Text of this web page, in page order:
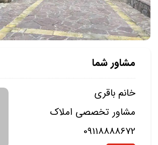
مشاور شما
خانم باقری
مشاور تخصصی املاک
09118888672